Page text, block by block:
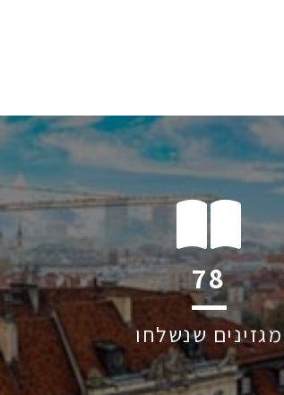
102
מגזינים שנשלחו